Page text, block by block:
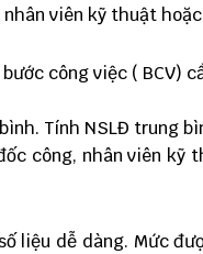
viên kỹ thuật
công việc ( BCV)
Tính NSLĐ trung
công, nhân viên
liệu dễ dàng. Mức